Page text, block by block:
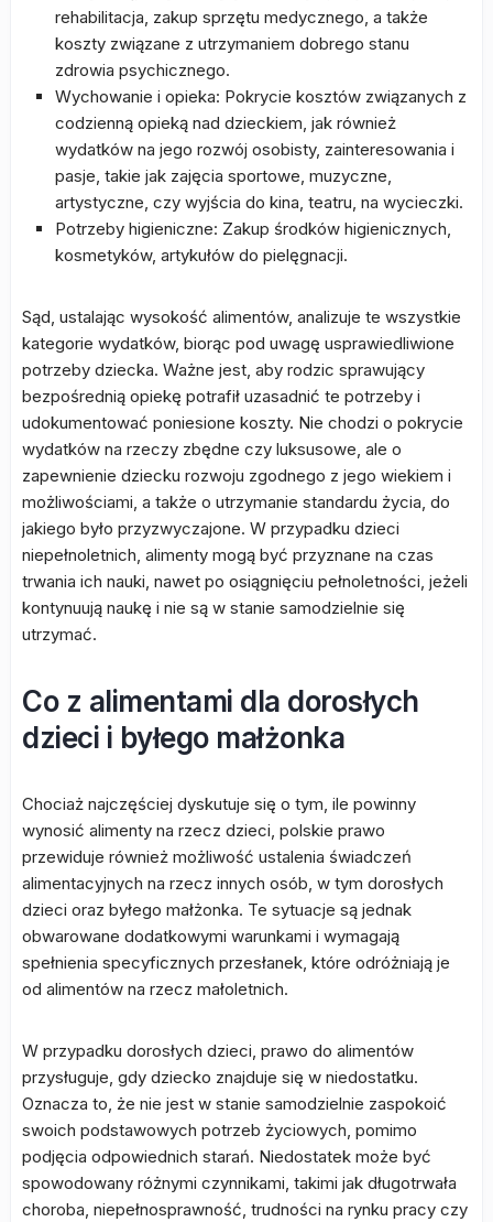
rehabilitacja, zakup sprzętu medycznego, a także
koszty związane z utrzymaniem dobrego stanu
zdrowia psychicznego.
Wychowanie i opieka: Pokrycie kosztów związanych z
codzienną opieką nad dzieckiem, jak również
wydatków na jego rozwój osobisty, zainteresowania i
pasje, takie jak zajęcia sportowe, muzyczne,
artystyczne, czy wyjścia do kina, teatru, na wycieczki.
Potrzeby higieniczne: Zakup środków higienicznych,
kosmetyków, artykułów do pielęgnacji.
Sąd, ustalając wysokość alimentów, analizuje te wszystkie
kategorie wydatków, biorąc pod uwagę usprawiedliwione
potrzeby dziecka. Ważne jest, aby rodzic sprawujący
bezpośrednią opiekę potrafił uzasadnić te potrzeby i
udokumentować poniesione koszty. Nie chodzi o pokrycie
wydatków na rzeczy zbędne czy luksusowe, ale o
zapewnienie dziecku rozwoju zgodnego z jego wiekiem i
możliwościami, a także o utrzymanie standardu życia, do
jakiego było przyzwyczajone. W przypadku dzieci
niepełnoletnich, alimenty mogą być przyznane na czas
trwania ich nauki, nawet po osiągnięciu pełnoletności, jeżeli
kontynuują naukę i nie są w stanie samodzielnie się
utrzymać.
Co z alimentami dla dorosłych
dzieci i byłego małżonka
Chociaż najczęściej dyskutuje się o tym, ile powinny
wynosić alimenty na rzecz dzieci, polskie prawo
przewiduje również możliwość ustalenia świadczeń
alimentacyjnych na rzecz innych osób, w tym dorosłych
dzieci oraz byłego małżonka. Te sytuacje są jednak
obwarowane dodatkowymi warunkami i wymagają
spełnienia specyficznych przesłanek, które odróżniają je
od alimentów na rzecz małoletnich.
W przypadku dorosłych dzieci, prawo do alimentów
przysługuje, gdy dziecko znajduje się w niedostatku.
Oznacza to, że nie jest w stanie samodzielnie zaspokoić
swoich podstawowych potrzeb życiowych, pomimo
podjęcia odpowiednich starań. Niedostatek może być
spowodowany różnymi czynnikami, takimi jak długotrwała
choroba, niepełnosprawność, trudności na rynku pracy czy